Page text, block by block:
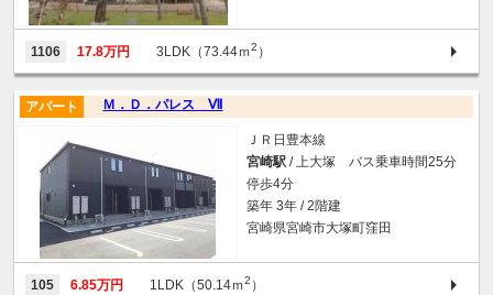
1106 17.8万円 3LDK（73.44ｍ2 ）
Ｍ．Ｄ．パレス Ⅶ
アパート
ＪＲ日豊本線
宮崎駅 / 上大塚 バス乗車時間25分
停歩4分
築年 3年 / 2階建
宮崎県宮崎市大塚町窪田
105 6.85万円 1LDK（50.14ｍ2 ）